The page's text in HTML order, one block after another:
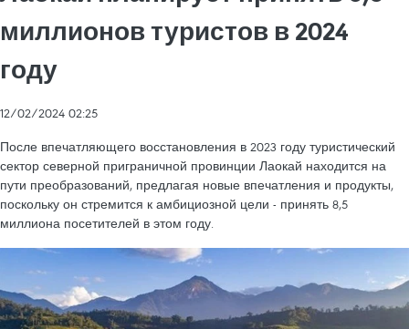
миллионов туристов в 2024
году
12/02/2024 02:25
После впечатляющего восстановления в 2023 году туристический
сектор северной приграничной провинции Лаокай находится на
пути преобразований, предлагая новые впечатления и продукты,
поскольку он стремится к амбициозной цели - принять 8,5
миллиона посетителей в этом году.